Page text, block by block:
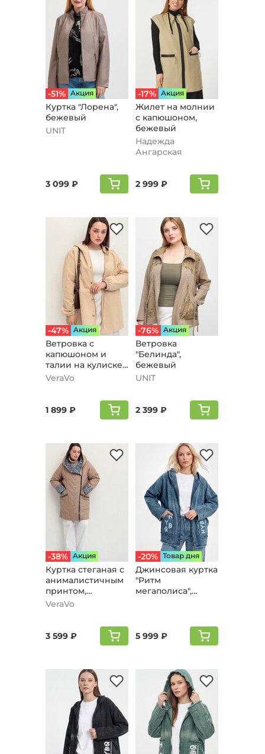
-51% Aкция
Куртка "Лорена",
бежевый
UNIT
3 099 ₽
-17% Aкция
Жилет на молнии
с капюшоном,
бежевый
Надежда
Ангарская
2 999 ₽
-47% Aкция
Ветровка с
капюшоном и
талии на кулиске,
светло-бежевый
VeraVo
1 899 ₽
-76% Aкция
Ветровка
"Белинда",
бежевый
UNIT
2 399 ₽
-38% Aкция
Куртка стеганая с
анималистичным
принтом,
бежевый
VeraVo
3 599 ₽
-20% Товар дня
Джинсовая куртка
"Ритм
мегаполиса",
5 999 ₽